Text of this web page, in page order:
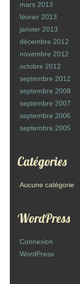
mars 2013
février 2013
janvier 2013
décembre 2012
novembre 2012
octobre 2012
septembre 2012
septembre 2008
septembre 2007
septembre 2006
septembre 2005
Catégories
Aucune catégorie
WordPress
Connexion
WordPress